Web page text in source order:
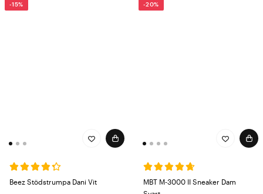
-15%
Beez Stödstrumpa Dani Vit
-20%
MBT M-3000 II Sneaker Dam